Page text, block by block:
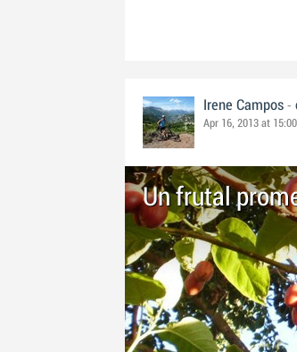
Irene Campos -
Apr 16, 2013 at 15:00
Un frutal